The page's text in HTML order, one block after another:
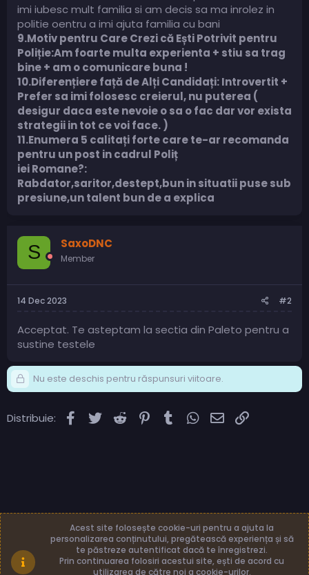
imi iubesc mult familia si am decis sa ma inrolez in
politie oentru a imi ajuta familia cu bani
9.Motiv pentru Care Crezi că Ești Potrivit pentru
Poliție:Am foarte multa experienta + stiu sa trag
bine + am o comunicare buna !
10.Diferențiere față de Alți Candidați:Introvertit +
Prefer sa imi folosesc creierul, nu puterea (
desigur daca este nevoie o sa o fac dar vor exista
strategii in tot ce voi face. )
11.Enumera 5 calitați forte care te-ar recomanda
pentru un post in cadrul Poliț
iei Romane?:
Rabdator,saritor,destept,bun in situatii puse sub
presiune,un talent bun de a explica
S SaxoDNC
Member
14 Dec 2023 #2
Acceptat. Te asteptam la sectia din Paleto pentru a
sustine testele
Nu este deschis pentru răspunsuri viitoare.
Distribuie: Facebook
TwitterReddit PinterestTumblrWhatsApp
Email
Română (RO)
Termeni și reguli
Politică de confidențialitate
Ajutor Acasă
Acest site folosește cookie-uri pentru a ajuta la
personalizarea conținutului, pregătească experiența și să
te păstreze autentificat dacă te înregistrezi.
Prin continuarea folosiri acestui site, ești de acord cu
utilizarea de către noi a cookie-urilor.